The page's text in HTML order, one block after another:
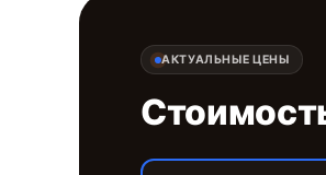
АКТУАЛЬНЫЕ ЦЕНЫ